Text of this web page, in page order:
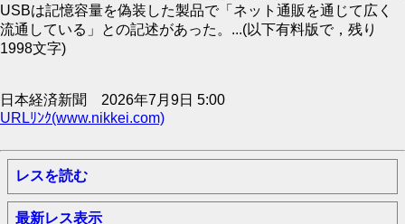
USBは記憶容量を偽装した製品で「ネット通販を通じて広く
流通している」との記述があった。...(以下有料版で，残り
1998文字)
日本経済新聞 2026年7月9日 5:00
URLﾘﾝｸ(www.nikkei.com)
レスを読む
最新レス表示